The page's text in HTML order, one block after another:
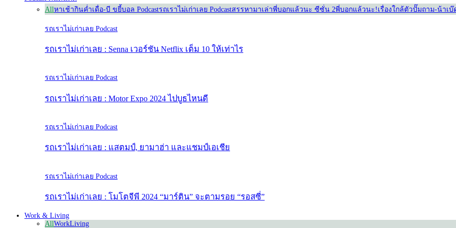
Allหาเช้ากินค่ำเดื่อ-บี ขยี้บอล Podcastรถเราไม่เก่าเลย Podcastสรรหามาเล่าพี่บอกแล้วนะ ซีซั่น 2พี่บอกแล้วนะ! เรื่องใกล้ตัวปั๊มถาม-น้าเบ๊
รถเราไม่เก่าเลย Podcast
รถเราไม่เก่าเลย : Senna เวอร์ชัน Netflix เต็ม 10 ให้เท่าไร
รถเราไม่เก่าเลย Podcast
รถเราไม่เก่าเลย : Motor Expo 2024 ไปบูธไหนดี
รถเราไม่เก่าเลย Podcast
รถเราไม่เก่าเลย : แสตมป์, ยามาฮ่า และแชมป์เอเชีย
รถเราไม่เก่าเลย Podcast
รถเราไม่เก่าเลย : โมโตจีพี 2024 “มาร์ติน” จะตามรอย “รอสซี่”
Work & Living
AllWorkLiving